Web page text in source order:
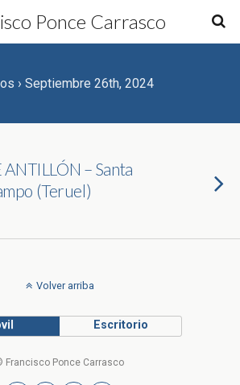
Ponce Carrasco
› Septiembre 26th, 2024
– Santa
(Teruel)
Volver arriba
Escritorio
Francisco Ponce Carrasco